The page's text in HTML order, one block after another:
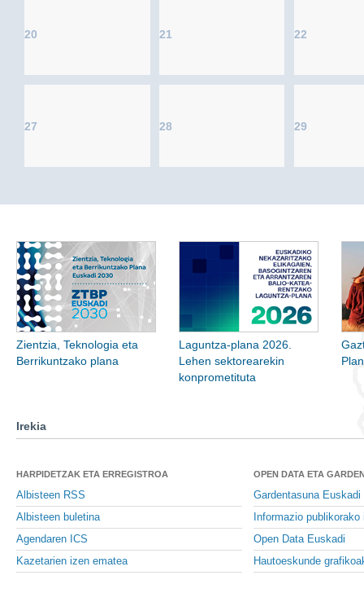
20 21 22
27 28 29
Zientzia, Teknologia eta
Berrikuntzako plana
Laguntza-plana 2026.
Lehen sektorearekin
konprometituta
Irekia
HARPIDETZAK ETA ERREGISTROA
Albisteen RSS
Albisteen buletina
Agendaren ICS
Kazetarien izen ematea
OPEN DATA ETA
Gardentasuna Euskadi
Informazio publikorako
Open Data Euskadi
Hautoeskunde